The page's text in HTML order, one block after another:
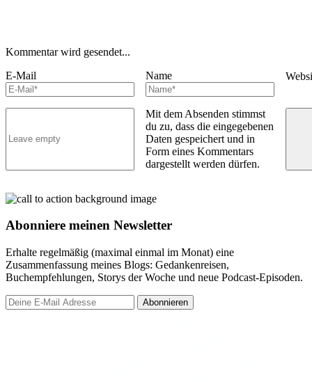
Kommentar wird gesendet...
E-Mail Name
Mit dem Absenden stimmst
du zu, dass die eingegebenen
Daten gespeichert und in
Form eines Kommentars
dargestellt werden dürfen.
Abonniere meinen Newsletter
Erhalte regelmäßig (maximal einmal im Monat) eine
Zusammenfassung meines Blogs: Gedankenreisen,
Buchempfehlungen, Storys der Woche und neue Podcast-Episoden.
Abonnieren